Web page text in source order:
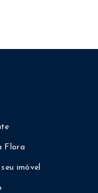
Flora
imóvel